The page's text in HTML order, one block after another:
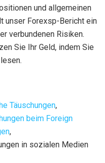
und allgemeinen
unser Forexsp-Bericht ein
verbundenen Risiken.
Sie Ihr Geld, indem Sie
Täuschungen,
beim Foreign
,
in sozialen Medien